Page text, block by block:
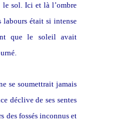
le sol. Ici et là l’ombre
labours était si intense
que le soleil avait
se soumettrait jamais
déclive de ses sentes
des fossés inconnus et